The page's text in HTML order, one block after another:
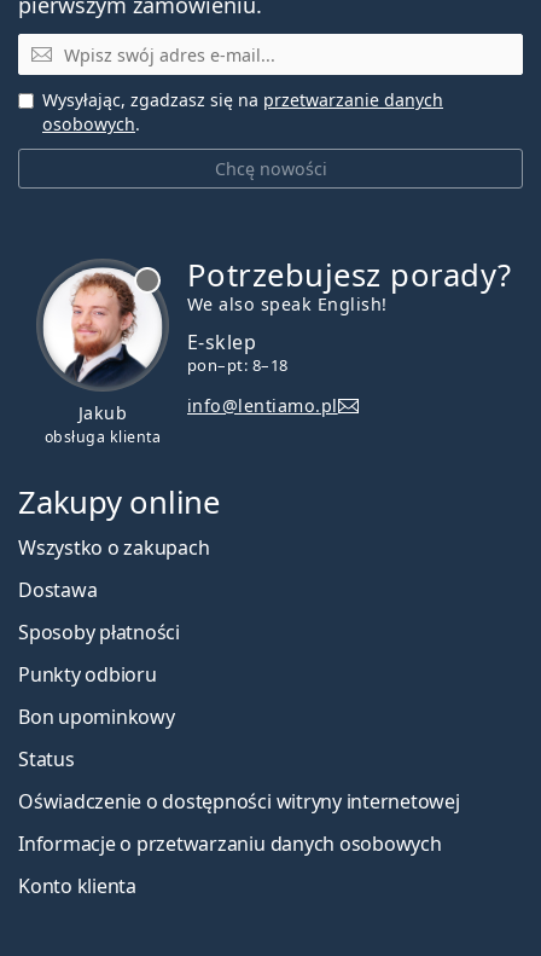
E-mail
Chcę nowości
Wysyłając, zgadzasz się na przetwarzanie danych
osobowych.
Jakub
obsługa klienta
Potrzebujesz porady?
We also speak English!
E-sklep
pon–pt: 8–18
info@lentiamo.pl
Zakupy online
Wszystko o zakupach
Dostawa
Sposoby płatności
Punkty odbioru
Bon upominkowy
Status
Oświadczenie o dostępności witryny internetowej
Informacje o przetwarzaniu danych osobowych
Konto klienta